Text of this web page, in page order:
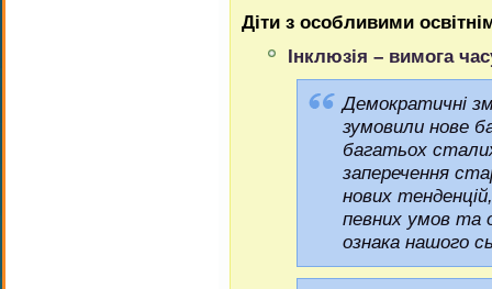
Діти з особливими
Інклюзія – вимога
Демократичні
зумовили нове
багатьох
заперечення
нових
певних умов та
ознака нашого